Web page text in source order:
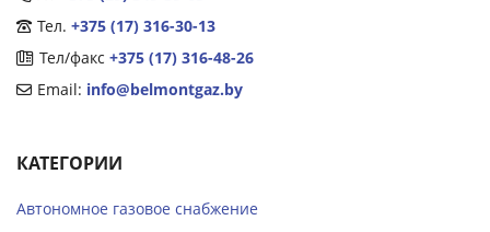
Тел. +375 (17) 316-30-13
Тел/факс +375 (17) 316-48-26
Email: info@belmontgaz.by
КАТЕГОРИИ
Автономное газовое снабжение